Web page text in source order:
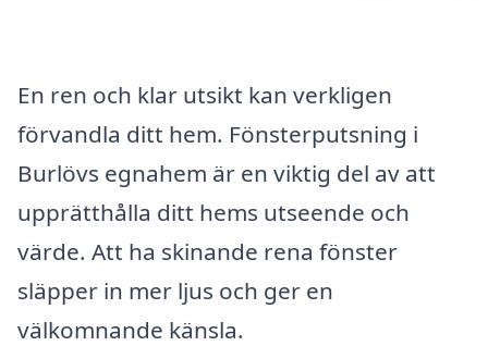
En ren och klar utsikt kan verkligen
förvandla ditt hem. Fönsterputsning i
Burlövs egnahem är en viktig del av att
upprätthålla ditt hems utseende och
värde. Att ha skinande rena fönster
släpper in mer ljus och ger en
välkomnande känsla.